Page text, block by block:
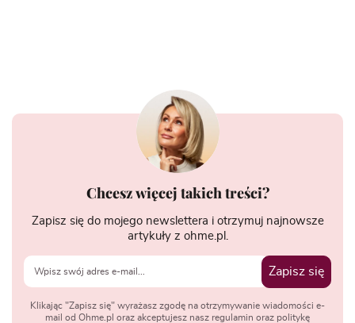
Chcesz więcej takich treści?
Zapisz się do mojego newslettera i otrzymuj najnowsze
artykuły z ohme.pl.
Zapisz się
Klikając "Zapisz się" wyrażasz zgodę na otrzymywanie wiadomości e-
mail od Ohme.pl oraz akceptujesz nasz regulamin oraz politykę